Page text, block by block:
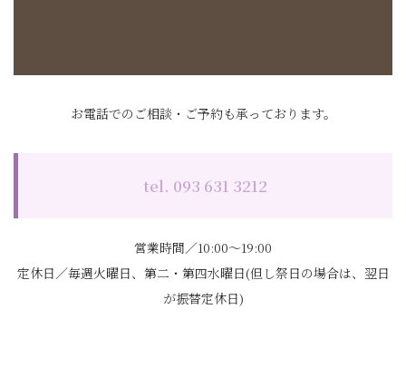
お電話でのご相談・ご予約も承っております。
tel. 093 631 3212
営業時間／10:00～19:00
定休日／毎週火曜日、第二・第四水曜日(但し祭日の場合は、翌日
が振替定休日)